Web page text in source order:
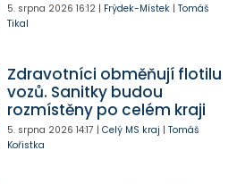
5. srpna 2026 16:12| Frýdek-Místek| Tomáš
Tikal
Zdravotníci obměňují flotilu
vozů. Sanitky budou
rozmístěny po celém kraji
5. srpna 2026 14:17 | Celý MS kraj | Tomáš
Kořistka